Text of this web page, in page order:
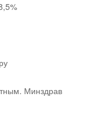
Минздрав